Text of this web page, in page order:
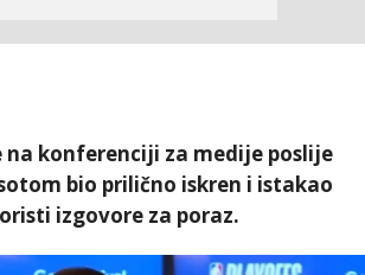
na konferenciji za medije poslije
bio prilično iskren i istakao
izgovore za poraz.